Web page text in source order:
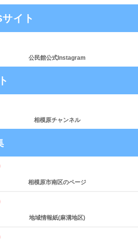
イト
公民館公式Instagram
相模原チャンネル
相模原市南区のページ
地域情報紙(麻溝地区)